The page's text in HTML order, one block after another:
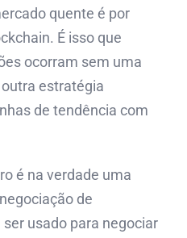
quente é por
É isso que
ocorram sem uma
estratégia
de tendência com
é na verdade uma
de
usado para negociar